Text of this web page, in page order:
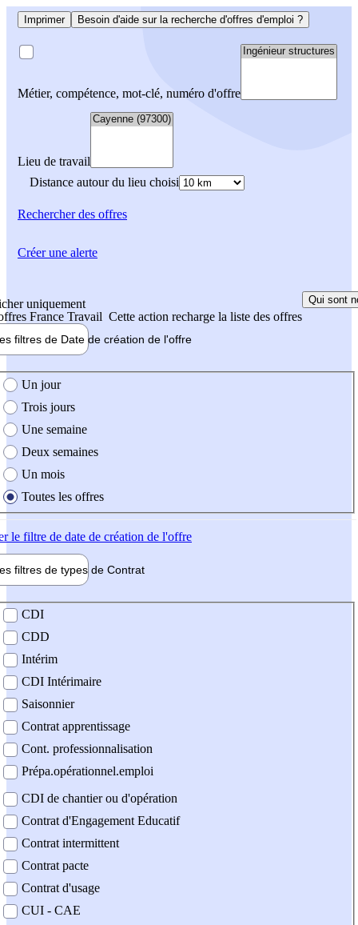
Imprimer Besoin d'aide sur la recherche d'offres d'emploi ?
Métier, compétence, mot-clé, numéro d'offre
Lieu de travail
Distance autour du lieu choisi
Rechercherdes offres
uniquement
France Travail Cette action recharge la liste des offres
Qui sont
filtres de Date de création de l'offre
création de l'offre
Un jour
Trois jours
Une semaine
Deux semaines
Un mois
Toutes les offres
le filtre de date de création de l'offre
filtres de types de Contrat
contrat
CDI
CDD
Intérim
CDI Intérimaire
Saisonnier
Contrat apprentissage
Cont. professionnalisation
Prépa.opérationnel.emploi
CDI de chantier ou d'opération
Contrat d'Engagement Educatif
Contrat intermittent
Contrat pacte
Contrat d'usage
CUI - CAE
Créer une alerte